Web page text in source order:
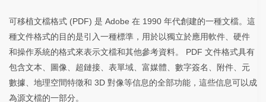
可移植文檔格式 (PDF) 是 Adob​​e 在 1990 年代創建的一種文檔。這
種文件格式的目的是引入一種標準，用於以獨立於應用軟件、硬件
和操作系統的格式來表示文檔和其他參考資料。 PDF 文件格式具有
包含文本、圖像、超鏈接、表單域、富媒體、數字簽名、附件、元
數據、地理空間特徵和 3D 對像等信息的全部功能，這些信息可以成
為源文檔的一部分。